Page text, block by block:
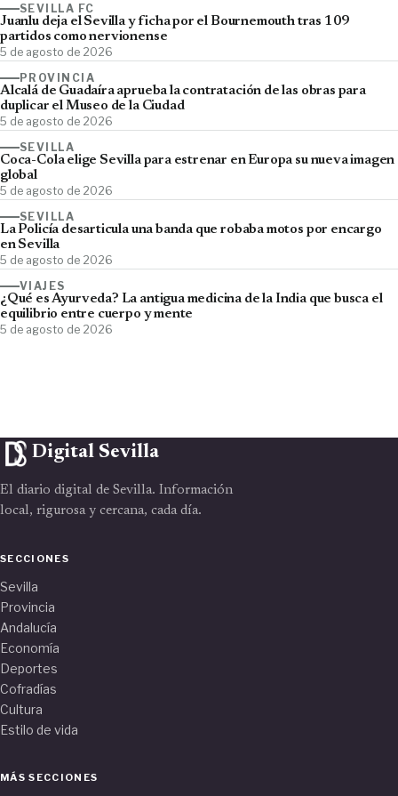
SEVILLA FC
Juanlu deja el Sevilla y ficha por el Bournemouth tras 109
partidos como nervionense
5 de agosto de 2026
PROVINCIA
Alcalá de Guadaíra aprueba la contratación de las obras para
duplicar el Museo de la Ciudad
5 de agosto de 2026
SEVILLA
Coca-Cola elige Sevilla para estrenar en Europa su nueva imagen
global
5 de agosto de 2026
SEVILLA
La Policía desarticula una banda que robaba motos por encargo
en Sevilla
5 de agosto de 2026
VIAJES
¿Qué es Ayurveda? La antigua medicina de la India que busca el
equilibrio entre cuerpo y mente
5 de agosto de 2026
Digital Sevilla
El diario digital de Sevilla. Información
local, rigurosa y cercana, cada día.
SECCIONES
Sevilla
Provincia
Andalucía
Economía
Deportes
Cofradías
Cultura
Estilo de vida
MÁS SECCIONES